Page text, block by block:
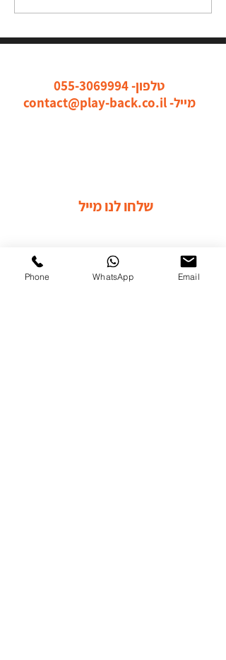
טלפון-055-3069994
מייל-contact@play-back.co.il
שלחו לנו מייל
Phone WhatsApp Email